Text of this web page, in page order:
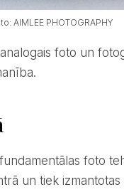
AIMLEE PHOTOGRAPHY
un tiek